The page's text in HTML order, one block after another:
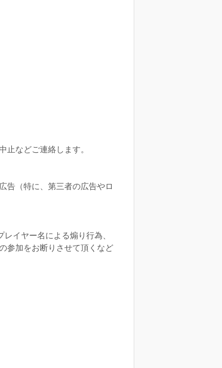
などご連絡します。
告（特に、第三者の広告やロ
イヤー名による煽り行為、
参加をお断りさせて頂くなど